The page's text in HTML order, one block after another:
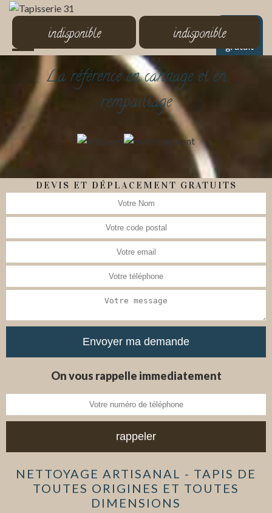
Devis
gratuit
indisponible indisponible
La référence en cannage et en
rempaillage
DEVIS ET DÉPLACEMENT GRATUITS
On vous rappelle immediatement
NETTOYAGE ARTISANAL - TAPIS DE
TOUTES ORIGINES ET TOUTES
DIMENSIONS